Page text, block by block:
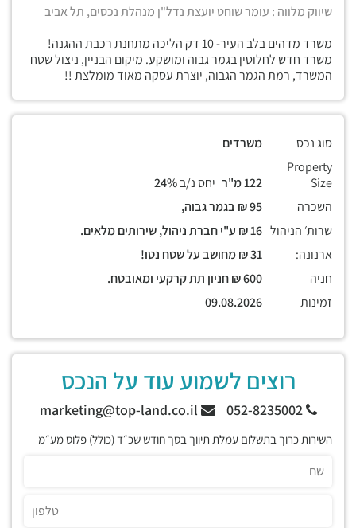
שיווק מלווה : עומר שוחט יועצת נדל"ן מנהלת נכסים, תל אביב
משרד מדהים בלב העיר- 10 דק הליכה מתחנת רכבת ההגנה!
משרד חדש לחלוטין בגמר גבוה ומושקע. מיקום הבניין, ניצול שטח
המשרד, רמת הגמר הגבוה, יוצרת עסקה מאוד מומלצת !!
סוג נכס
משרדים
Property
Size
יחס נ/ב
השכרה
שרות׳ הניהול
ארנונה:
חניה
זמינות
רוצים לשמוע עוד על הנכס
052-8235002
השירות כרוך בתשלום עמלת תיווך בסך חודש שכ״ד (כולל) פלוס מע״מ